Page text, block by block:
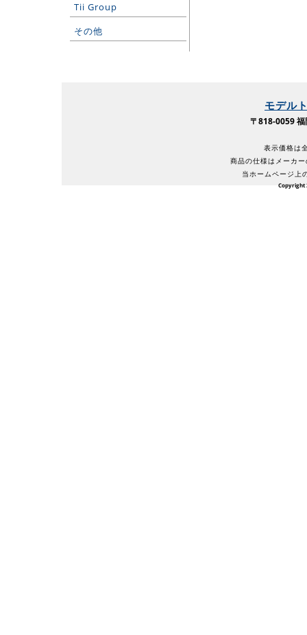
Tii Group
その他
モデル
〒818-0059
表示価格は
商品の仕様はメーカ
当ホームページ上
Copyright